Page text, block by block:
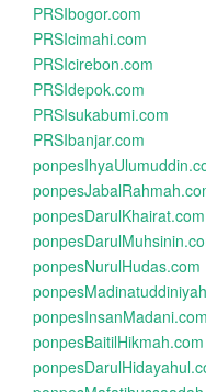
PRSIbogor.com
PRSIcimahi.com
PRSIcirebon.com
PRSIdepok.com
PRSIsukabumi.com
PRSIbanjar.com
ponpesDarulKhairat.com
ponpesNurulHudas.com
ponpesInsanMadani.com
ponpesBaitilHikmah.com